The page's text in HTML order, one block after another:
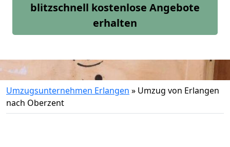
blitzschnell kostenlose Angebote
erhalten
Umzugsunternehmen Erlangen » Umzug von Erlangen
nach Oberzent